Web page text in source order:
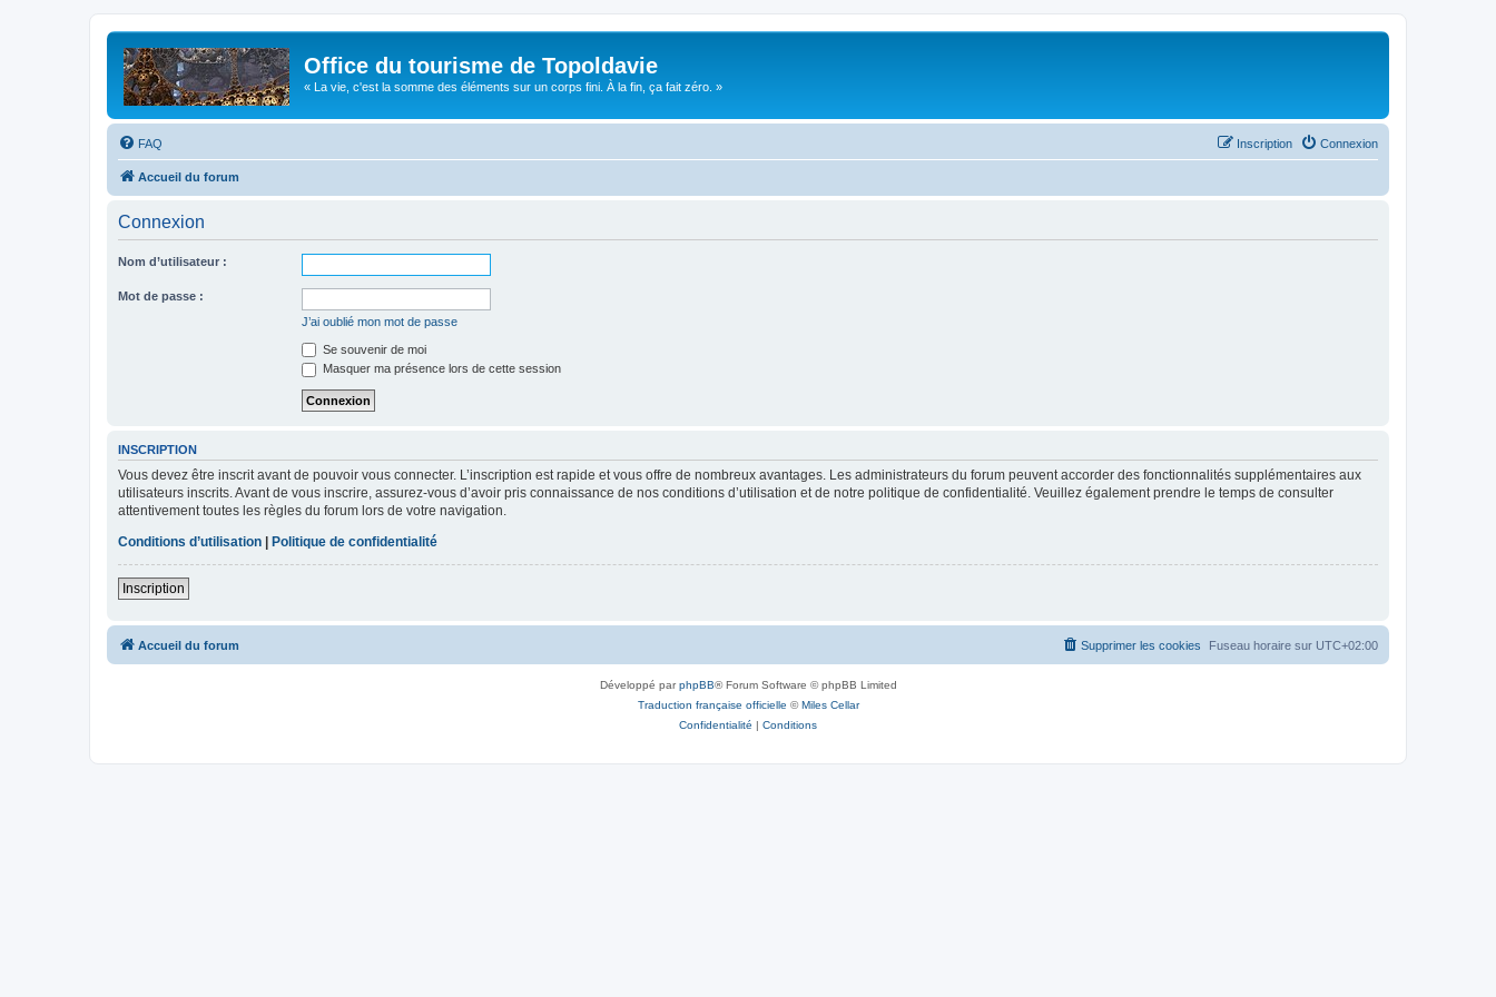
Office du tourisme de Topoldavie
« La vie, c'est la somme des éléments sur un corps fini. À la fin, ça fait zéro. »
FAQ Connexion
Inscription
Accueil du forum
Connexion
Nom d’utilisateur :
Mot de passe :
J’ai oublié mon mot de passe
Se souvenir de moi
Masquer ma présence lors de cette session
INSCRIPTION
Vous devez être inscrit avant de pouvoir vous connecter. L’inscription est rapide et vous offre de nombreux avantages. Les administrateurs du forum peuvent accorder des fonctionnalités supplémentaires aux
utilisateurs inscrits. Avant de vous inscrire, assurez-vous d’avoir pris connaissance de nos conditions d’utilisation et de notre politique de confidentialité. Veuillez également prendre le temps de consulter
attentivement toutes les règles du forum lors de votre navigation.
Conditions d’utilisation
Politique de confidentialité
Inscription
Accueil du forum Fuseau horaire sur UTC+02:00
Supprimer les cookies
Développé parphpBB® Forum Software © phpBB Limited
Traduction française officielle ©Miles Cellar
Confidentialité | Conditions